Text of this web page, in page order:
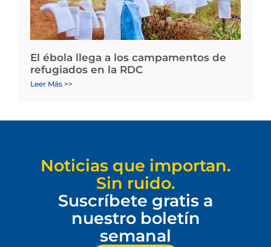
El ébola llega a los campamentos de
refugiados en la RDC
Leer Más >>
Noticias que importan.
Sin ruido.
Suscríbete gratis a
nuestro boletín
semanal